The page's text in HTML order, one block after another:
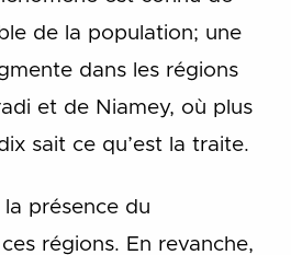
de la population; une
dans les régions
et de Niamey, où plus
sait ce qu’est la traite.
présence du
régions. En revanche,